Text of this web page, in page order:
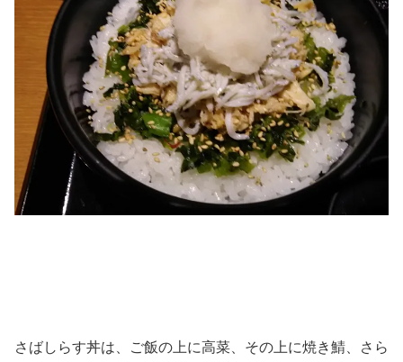
さばしらす丼は、ご飯の上に高菜、その上に焼き鯖、さら